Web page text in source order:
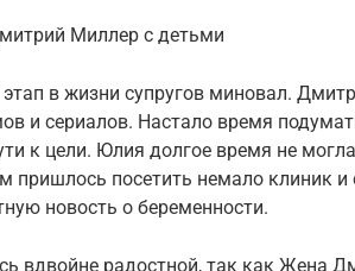
Миллер с детьми
в жизни супругов миновал.
и сериалов. Настало время
к цели. Юлия долгое время не
пришлось посетить немало клиник
новость о беременности.
вдвойне радостной, так как Жена